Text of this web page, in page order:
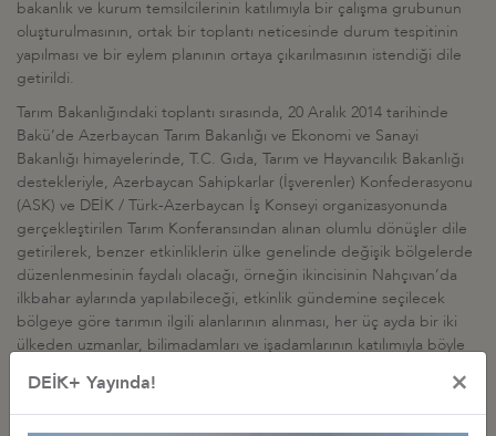
bakanlık ve kurum temsilcilerinin katılımıyla bir çalışma grubunun
oluşturulmasının, ortak bir toplantı neticesinde durum tespitinin
yapılması ve bir eylem planının ortaya çıkarılmasının istendiği dile
getirildi.
Tarım Bakanlığındaki toplantı sırasında, 20 Aralık 2014 tarihinde
Bakü’de Azerbaycan Tarım Bakanlığı ve Ekonomi ve Sanayi
Bakanlığı himayelerinde, T.C. Gıda, Tarım ve Hayvancılık Bakanlığı
destekleriyle, Azerbaycan Sahipkarlar (İşverenler) Konfederasyonu
(ASK) ve DEİK / Türk-Azerbaycan İş Konseyi organizasyonunda
gerçekleştirilen Tarım Konferansından alınan olumlu dönüşler dile
getirilerek, benzer etkinliklerin ülke genelinde değişik bölgelerde
düzenlenmesinin faydalı olacağı, örneğin ikincisinin Nahçıvan’da
ilkbahar aylarında yapılabileceği, etkinlik gündemine seçilecek
bölgeye göre tarımın ilgili alanlarının alınması, her üç ayda bir iki
ülkeden uzmanlar, bilimadamları ve işadamlarının katılımıyla böyle
DEİK+ Yayında! ×